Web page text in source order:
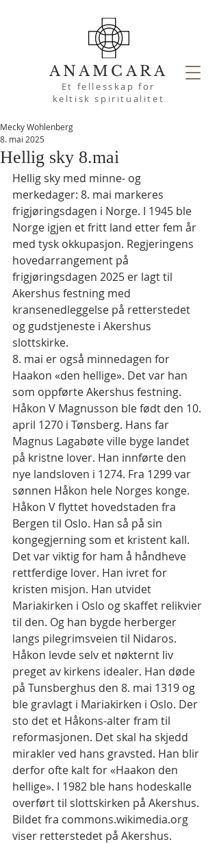
ANAMCARA
Et fellesskap for
keltisk spiritualitet
Hellig sky 8.mai
Mecky Wohlenberg
8. mai 2025
Hellig sky med minne- og
merkedager: 8. mai markeres
frigjøringsdagen i Norge. I 1945 ble
Norge igjen et fritt land etter fem år
med tysk okkupasjon. Regjeringens
hovedarrangement på
frigjøringsdagen 2025 er lagt til
Akershus festning med
kransenedleggelse på retterstedet
og gudstjeneste i Akershus
slottskirke.
8. mai er også minnedagen for
Haakon «den hellige». Det var han
som oppførte Akershus festning.
Håkon V Magnusson ble født den 10.
april 1270 i Tønsberg. Hans far
Magnus Lagabøte ville byge landet
på kristne lover. Han innførte den
nye landsloven i 1274. Fra 1299 var
sønnen Håkon hele Norges konge.
Håkon V flyttet hovedstaden fra
Bergen til Oslo. Han så på sin
kongegjerning som et kristent kall.
Det var viktig for ham å håndheve
rettferdige lover. Han ivret for
kristen misjon. Han utvidet
Mariakirken i Oslo og skaffet relikvier
til den. Og han bygde herberger
langs pilegrimsveien til Nidaros.
Håkon levde selv et nøkternt liv
preget av kirkens idealer. Han døde
på Tunsberghus den 8. mai 1319 og
ble gravlagt i Mariakirken i Oslo. Der
sto det et Håkons-alter fram til
reformasjonen. Det skal ha skjedd
mirakler ved hans gravsted. Han blir
derfor ofte kalt for «Haakon den
hellige». I 1982 ble hans hodeskalle
overført til slottskirken på Akershus.
Bildet fra commons.wikimedia.org
viser retterstedet på Akershus.